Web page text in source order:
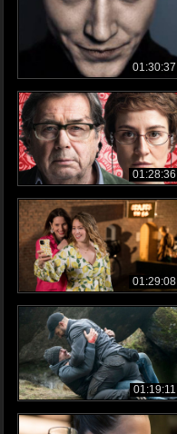
01:30:37
01:28:36
01:29:08
01:19:11